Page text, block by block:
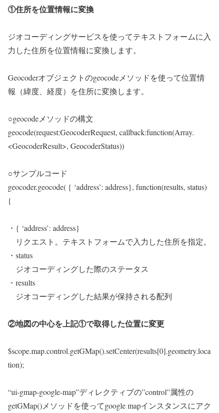
①住所を位置情報に変換
ジオコーディングサービスを使ってテキストフォームに入
力した住所を位置情報に変換します。
Geocoderオブジェクトのgeocodeメソッドを使って位置情
報（緯度、経度）を住所に変換します。
○geocodeメソッドの構文
geocode(request:GeocoderRequest, callback:function(Array.
<GeocoderResult>, GeocoderStatus))
○サンプルコード
geocoder.geocode( { ‘address’: address}, function(results, status)
{
・{ ‘address’: address}
リクエスト。テキストフォームで入力した住所を指定。
・status
ジオコーディングした際のステータス
・results
ジオコーディングした結果が保持される配列
②地図の中心を上記①で取得した位置に変更
$scope.map.control.getGMap().setCenter(results[0].geometry.loca
tion);
“ui-gmap-google-map”ディレクティブの”control”属性の
getGMap()メソッドを使ってgoogle mapインスタンスにアク